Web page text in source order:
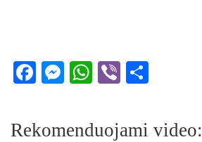
Facebook
Messenger
WhatsApp
Viber
Rekomenduojami video: